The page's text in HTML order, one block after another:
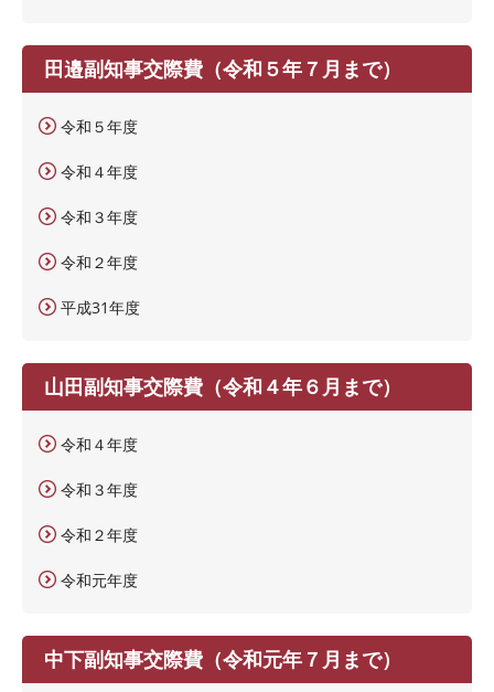
田邉副知事交際費（令和５年７月まで）
令和５年度
令和４年度
令和３年度
令和２年度
平成31年度
山田副知事交際費（令和４年６月まで）
令和４年度
令和３年度
令和２年度
令和元年度
中下副知事交際費（令和元年７月まで）